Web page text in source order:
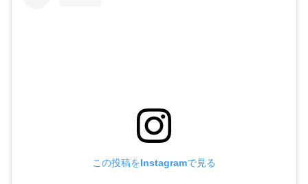
この投稿をInstagramで見る